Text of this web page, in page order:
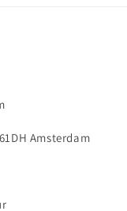
Amsterdam